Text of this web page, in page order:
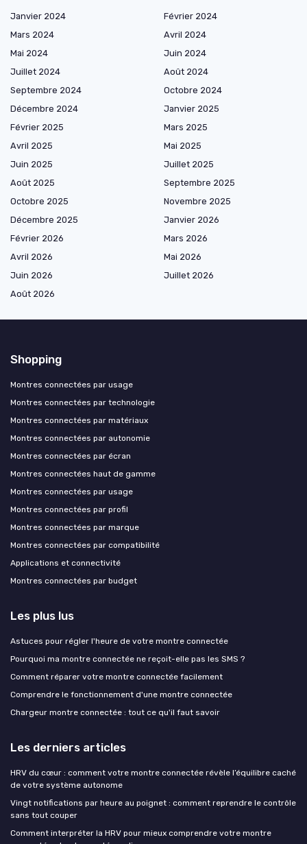
Janvier 2024
Février 2024
Mars 2024
Avril 2024
Mai 2024
Juin 2024
Juillet 2024
Août 2024
Septembre 2024
Octobre 2024
Décembre 2024
Janvier 2025
Février 2025
Mars 2025
Avril 2025
Mai 2025
Juin 2025
Juillet 2025
Août 2025
Septembre 2025
Octobre 2025
Novembre 2025
Décembre 2025
Janvier 2026
Février 2026
Mars 2026
Avril 2026
Mai 2026
Juin 2026
Juillet 2026
Août 2026
Shopping
Montres connectées par usage
Montres connectées par technologie
Montres connectées par matériaux
Montres connectées par autonomie
Montres connectées par écran
Montres connectées haut de gamme
Montres connectées par usage
Montres connectées par profil
Montres connectées par marque
Montres connectées par compatibilité
Applications et connectivité
Montres connectées par budget
Les plus lus
Astuces pour régler l'heure de votre montre connectée
Pourquoi ma montre connectée ne reçoit-elle pas les SMS ?
Comment réparer votre montre connectée facilement
Comprendre le fonctionnement d'une montre connectée
Chargeur montre connectée : tout ce qu'il faut savoir
Les derniers articles
HRV du cœur : comment votre montre connectée révèle l’équilibre caché
de votre système autonome
Vingt notifications par heure au poignet : comment reprendre le contrôle
sans tout couper
Comment interpréter la HRV pour mieux comprendre votre montre